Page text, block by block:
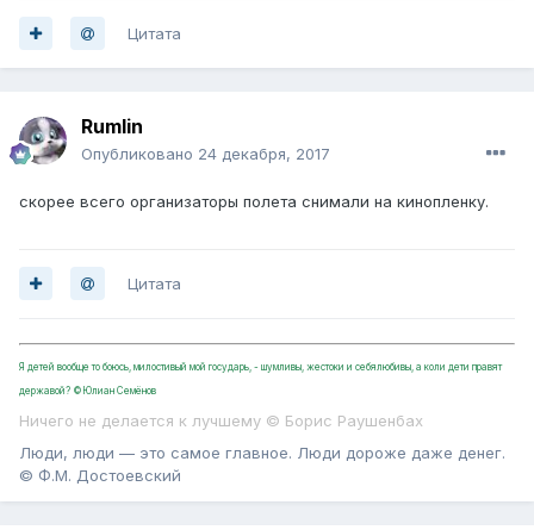
Цитата
Rumlin
Опубликовано 24 декабря, 2017
скорее всего организаторы полета снимали на кинопленку.
Цитата
Я детей вообще то боюсь, милостивый мой государь, - шумливы, жестоки и себялюбивы, а коли дети правят
державой? ©Юлиан Семёнов
Ничего не делается к лучшему © Борис Раушенбах
Люди, люди — это самое главное. Люди дороже даже денег.
© Ф.М. Достоевский